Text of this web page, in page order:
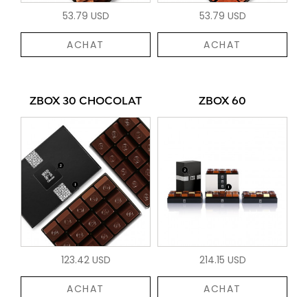
53.79 USD
ACHAT
53.79 USD
ACHAT
ZBOX 30 CHOCOLAT
123.42 USD
ACHAT
ZBOX 60
214.15 USD
ACHAT